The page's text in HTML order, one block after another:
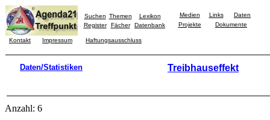
Suchen Themen
Lexikon
Register
Fächer Datenbank
Medien Links
Daten
Projekte
Dokumente
Kontakt Impressum Haftungsausschluss
Daten/Statistiken Treibhauseffekt
Anzahl: 6